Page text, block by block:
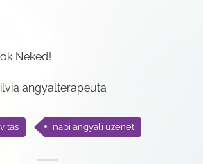
Neked!
angyalterapeuta
napi angyali üzenet